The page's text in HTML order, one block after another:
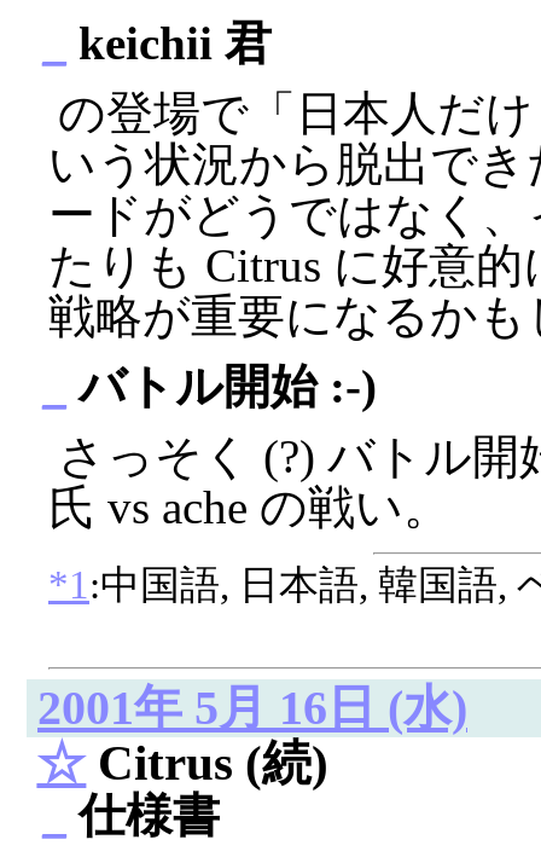
keichii 君
の登場で「日本人だ
いう状況から脱出で
ードがどうではなく
たりも Citrus に好意
戦略が重要になるかも
バトル開始 :-)
さっそく (?) バトル開
氏 vs ache の戦い。
*1 :中国語, 日本語, 韓国語,
2001年 5月 16日 (水)
☆Citrus (続)
仕様書